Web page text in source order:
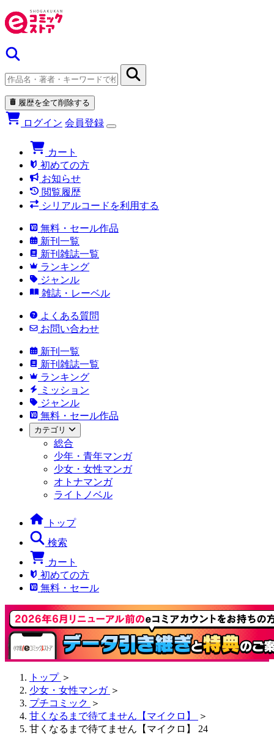
履歴を全て削除する
ログイン 会員登録
カート
初めての方
お知らせ
閲覧履歴
シリアルコードを利用する
無料・セール作品
新刊一覧
新刊雑誌一覧
ランキング
ジャンル
雑誌・レーベル
よくある質問
お問い合わせ
新刊一覧
新刊雑誌一覧
ランキング
ミッション
ジャンル
無料・セール作品
カテゴリ
総合
少年・青年マンガ
少女・女性マンガ
オトナマンガ
ライトノベル
トップ
検索
カート
初めての方
無料・セール
トップ ＞
少女・女性マンガ ＞
プチコミック ＞
甘くなるまで待てません【マイクロ】
＞
甘くなるまで待てません【マイクロ】 24